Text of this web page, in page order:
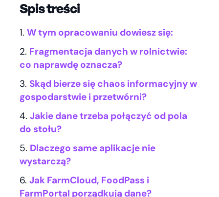
Spis treści
W tym opracowaniu dowiesz się:
Fragmentacja danych w rolnictwie:
co naprawdę oznacza?
Skąd bierze się chaos informacyjny w
gospodarstwie i przetwórni?
Jakie dane trzeba połączyć od pola
do stołu?
Dlaczego same aplikacje nie
wystarczą?
Jak FarmCloud, FoodPass i
FarmPortal porządkują dane?